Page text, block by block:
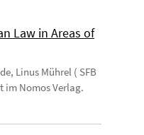
Law in Areas of
Linus Mührel ( SFB
im Nomos Verlag.